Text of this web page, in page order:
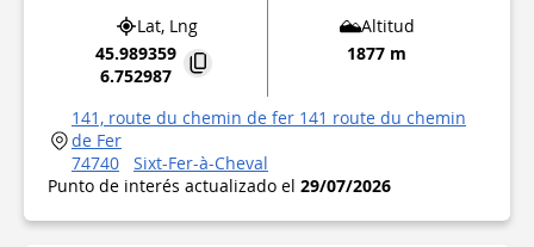
Lat, Lng
45.989359
6.752987
Altitud
1877 m
141, route du chemin de fer 141 route du chemin
de Fer
74740
Sixt-Fer-à-Cheval
Punto de interés actualizado el 29/07/2026